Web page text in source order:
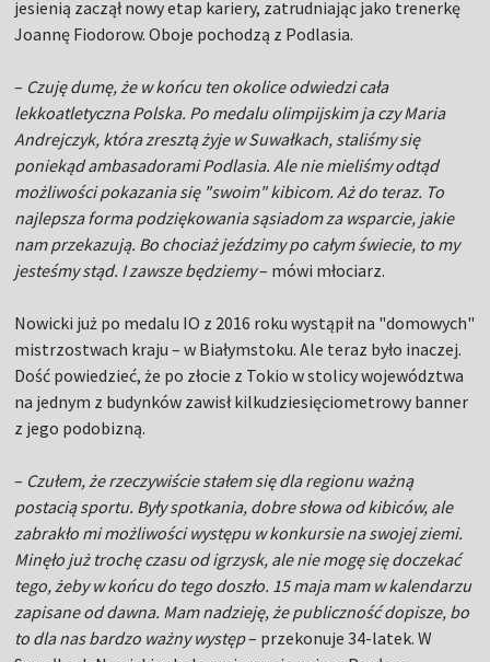
jesienią zaczął nowy etap kariery, zatrudniając jako trenerkę
Joannę Fiodorow. Oboje pochodzą z Podlasia.
– Czuję dumę, że w końcu ten okolice odwiedzi cała
lekkoatletyczna Polska. Po medalu olimpijskim ja czy Maria
Andrejczyk, która zresztą żyje w Suwałkach, staliśmy się
poniekąd ambasadorami Podlasia. Ale nie mieliśmy odtąd
możliwości pokazania się "swoim" kibicom. Aż do teraz. To
najlepsza forma podziękowania sąsiadom za wsparcie, jakie
nam przekazują. Bo chociaż jeździmy po całym świecie, to my
jesteśmy stąd. I zawsze będziemy– mówi młociarz.
Nowicki już po medalu IO z 2016 roku wystąpił na "domowych"
mistrzostwach kraju – w Białymstoku. Ale teraz było inaczej.
Dość powiedzieć, że po złocie z Tokio w stolicy województwa
na jednym z budynków zawisł kilkudziesięciometrowy banner
z jego podobizną.
– Czułem, że rzeczywiście stałem się dla regionu ważną
postacią sportu. Były spotkania, dobre słowa od kibiców, ale
zabrakło mi możliwości występu w konkursie na swojej ziemi.
Minęło już trochę czasu od igrzysk, ale nie mogę się doczekać
tego, żeby w końcu do tego doszło. 15 maja mam w kalendarzu
zapisane od dawna. Mam nadzieję, że publiczność dopisze, bo
to dla nas bardzo ważny występ– przekonuje 34-latek. W